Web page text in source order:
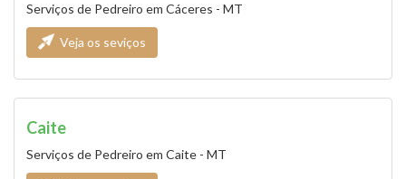
Serviços de Pedreiro em Cáceres - MT
Veja os seviços
Caite
Serviços de Pedreiro em Caite - MT